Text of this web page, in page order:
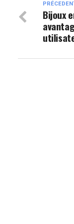
Bijoux